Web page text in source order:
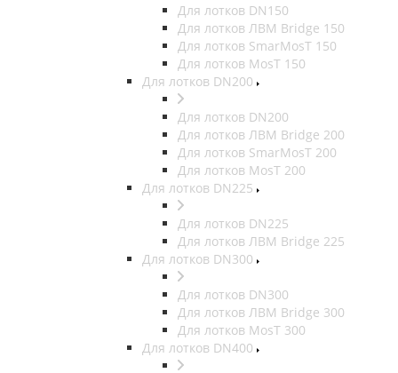
Для лотков DN150
Для лотков ЛВМ Bridge 150
Для лотков SmarMosT 150
Для лотков MosT 150
Для лотков DN200
Для лотков DN200
Для лотков ЛВМ Bridge 200
Для лотков SmarMosT 200
Для лотков MosT 200
Для лотков DN225
Для лотков DN225
Для лотков ЛВМ Bridge 225
Для лотков DN300
Для лотков DN300
Для лотков ЛВМ Bridge 300
Для лотков MosT 300
Для лотков DN400